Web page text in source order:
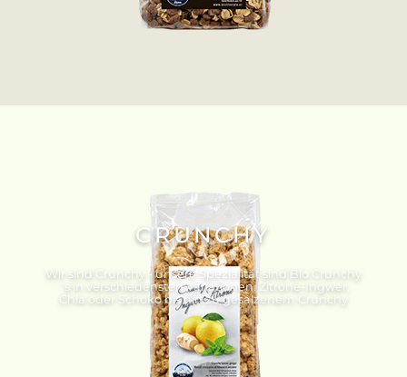
CRUNCHY
Wir sind Crunchy - unsere Spezialität sind Bio Crunchy
´s in verschiedensten Variationen. Zitrone-Ingwer,
Chia oder Schoko bis hin zu gesalzenem Crunchy